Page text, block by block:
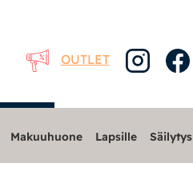
OUTLET
Makuuhuone Lapsille Säilytys